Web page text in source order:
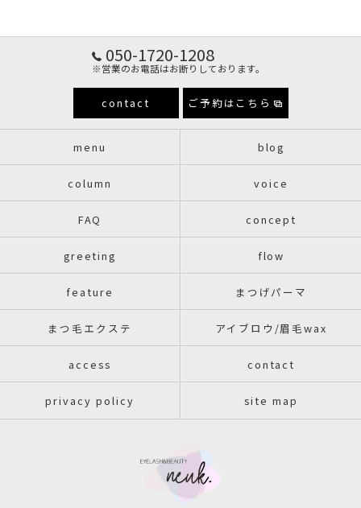
050-1720-1208
※営業のお電話はお断りしております。
contact ご予約はこちら
menu blog
column voice
FAQ concept
greeting flow
feature まつげパーマ
まつ毛エクステ アイブロウ/眉毛wax
access contact
privacy policy site map